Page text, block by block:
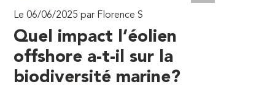
Le 06/06/2025 par Florence S
Quel impact l’éolien
offshore a-t-il sur la
biodiversité marine?